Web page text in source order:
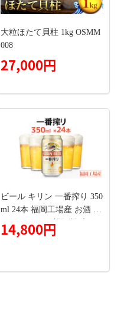
大粒ほたて貝柱 1kg OSMM
008
27,000円
ビール キリン 一番搾り 350
ml 24本 福岡工場産 お酒 キ
リンビール 送料無料 生ビ
ール ギフト 内祝い ケース
14,800円